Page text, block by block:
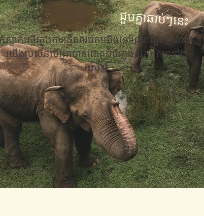
ស្ទាក់ស្ទើរក្នុងការផ្ញើសារមកយើងនៅលើបណ្តាញរបស់
យើងប្រសិនបើអ្នកបានជោគជ័យក្នុងសកម្មភាពទាំង
អស់ :)
ជួបគ្នាឆាប់ៗនេះ